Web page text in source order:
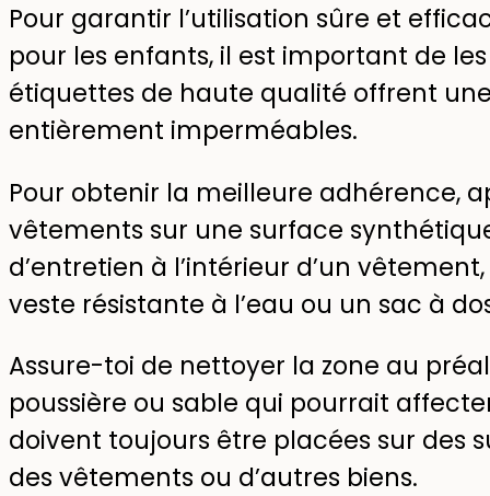
Pour garantir l’utilisation sûre et
pour les enfants, il est important de
étiquettes de haute qualité offrent
entièrement imperméables.
Pour obtenir la meilleure adhérence,
vêtements sur une surface
d’entretien à l’intérieur d’un
veste résistante à l’eau ou un sac à
Assure-toi de nettoyer la zone au
poussière ou sable qui pourrait
doivent toujours être placées sur des
des vêtements ou d’autres biens.